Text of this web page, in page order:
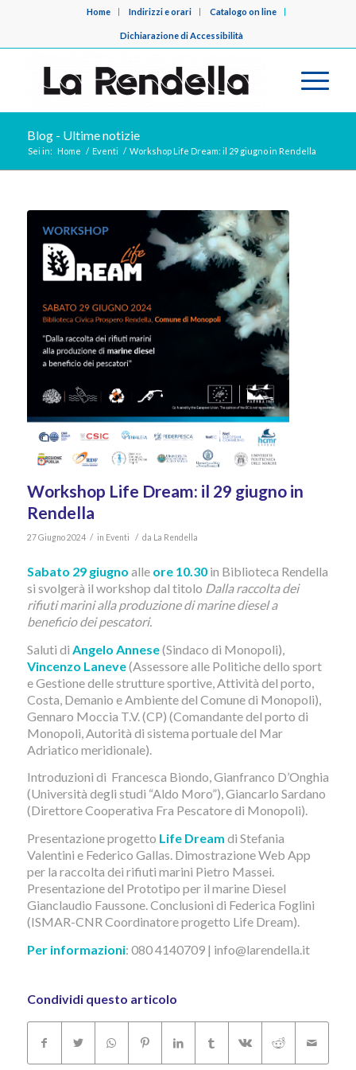
Home Indirizzi e orari Catalogo on line
Dichiarazione di Accessibilità
Blog - Ultime notizie
Sei in: Home / Eventi / Workshop Life Dream: il 29 giugno in Rendella
Workshop Life Dream: il 29 giugno in
Rendella
27 Giugno 2024 / in Eventi / da La Rendella
Sabato 29 giugno alle ore 10.30in Biblioteca Rendella
si svolgerà il workshop dal titolo Dalla raccolta dei
rifiuti marini alla produzione di marine diesel a
beneficio dei pescatori.
Saluti di Angelo Annese(Sindaco di Monopoli),
Vincenzo Laneve(Assessore alle Politiche dello sport
e Gestione delle strutture sportive, Attività del porto,
Costa, Demanio e Ambiente del Comune di Monopoli),
Gennaro Moccia T.V. (CP) (Comandante del porto di
Monopoli, Autorità di sistema portuale del Mar
Adriatico meridionale).
Introduzioni di Francesca Biondo, Gianfranco D’Onghia
(Università degli studi “Aldo Moro”), Giancarlo Sardano
(Direttore Cooperativa Fra Pescatore di Monopoli).
Presentazione progetto Life Dream di Stefania
Valentini e Federico Gallas. Dimostrazione Web App
per la raccolta dei rifiuti marini Pietro Massei.
Presentazione del Prototipo per il marine Diesel
Gianclaudio Faussone. Conclusioni di Federica Foglini
(ISMAR-CNR Coordinatore progetto Life Dream).
Per informazioni: 080 4140709 | info@larendella.it
Condividi questo articolo